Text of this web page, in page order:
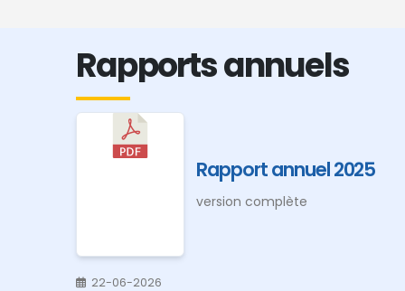
Rapports annuels
Rapport annuel 2025
version complète
22-06-2026